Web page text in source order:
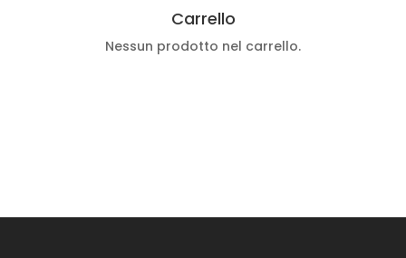
Carrello
Nessun prodotto nel carrello.